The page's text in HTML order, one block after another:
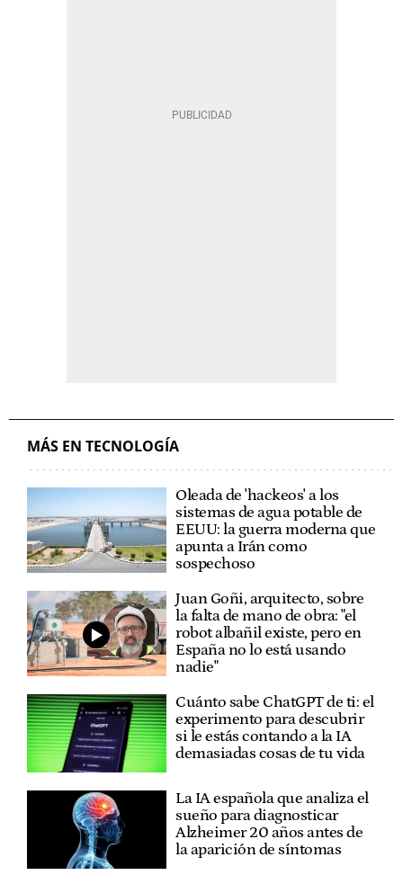
MÁS EN TECNOLOGÍA
Oleada de 'hackeos' a los
sistemas de agua potable de
EEUU: la guerra moderna que
apunta a Irán como
sospechoso
Juan Goñi, arquitecto, sobre
la falta de mano de obra: "el
robot albañil existe, pero en
España no lo está usando
nadie"
Cuánto sabe ChatGPT de ti: el
experimento para descubrir
si le estás contando a la IA
demasiadas cosas de tu vida
La IA española que analiza el
sueño para diagnosticar
Alzheimer 20 años antes de
la aparición de síntomas